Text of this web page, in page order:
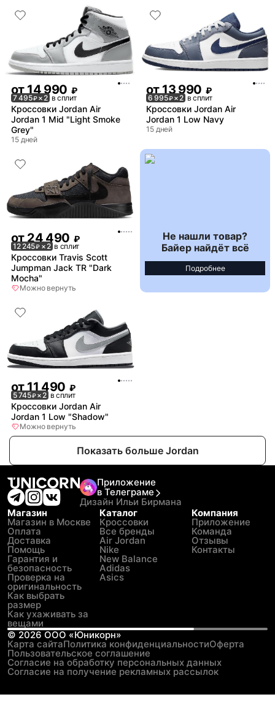
от 14 990 ₽
7 495₽× 2 в сплит
Кроссовки Jordan Air
Jordan 1 Mid "Light Smoke
Grey"
15 дней
от 13 990 ₽
6 995₽× 2 в сплит
Кроссовки Jordan Air
Jordan 1 Low Navy
15 дней
от24 490 ₽
12 245₽ × 2 в сплит
Кроссовки Travis Scott
Jumpman Jack TR "Dark
Mocha"
Можно вернуть
Не нашли товар?
Байер найдёт всё
Подробнее
от11 490 ₽
5 745₽× 2 в сплит
Кроссовки Jordan Air
Jordan 1 Low "Shadow"
Можно вернуть
Показать больше Jordan
Приложение
в Телеграме
Дизайн Ильи Бирмана
Магазин
Магазин в Москве
Оплата
Доставка
Помощь
Гарантия и
безопасность
Проверка на
оригинальность
Как выбрать
размер
Как ухаживать за
вещами
Каталог
Кроссовки
Все бренды
Air Jordan
Nike
New Balance
Adidas
Asics
Компания
Приложение
Команда
Отзывы
Контакты
© 2026 ООО «Юникорн»
Карта сайтаПолитика конфиденциальностиОферта
Пользовательское соглашение
Согласие на обработку персональных данных
Согласие на получение рекламных рассылок